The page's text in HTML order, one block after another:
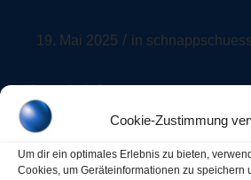
Cookie-Zustimmung
Um dir ein optimales Erlebnis zu bieten,
Cookies, um Geräteinformationen zu speichern
19. Mai 2025 / in
[portfolio]